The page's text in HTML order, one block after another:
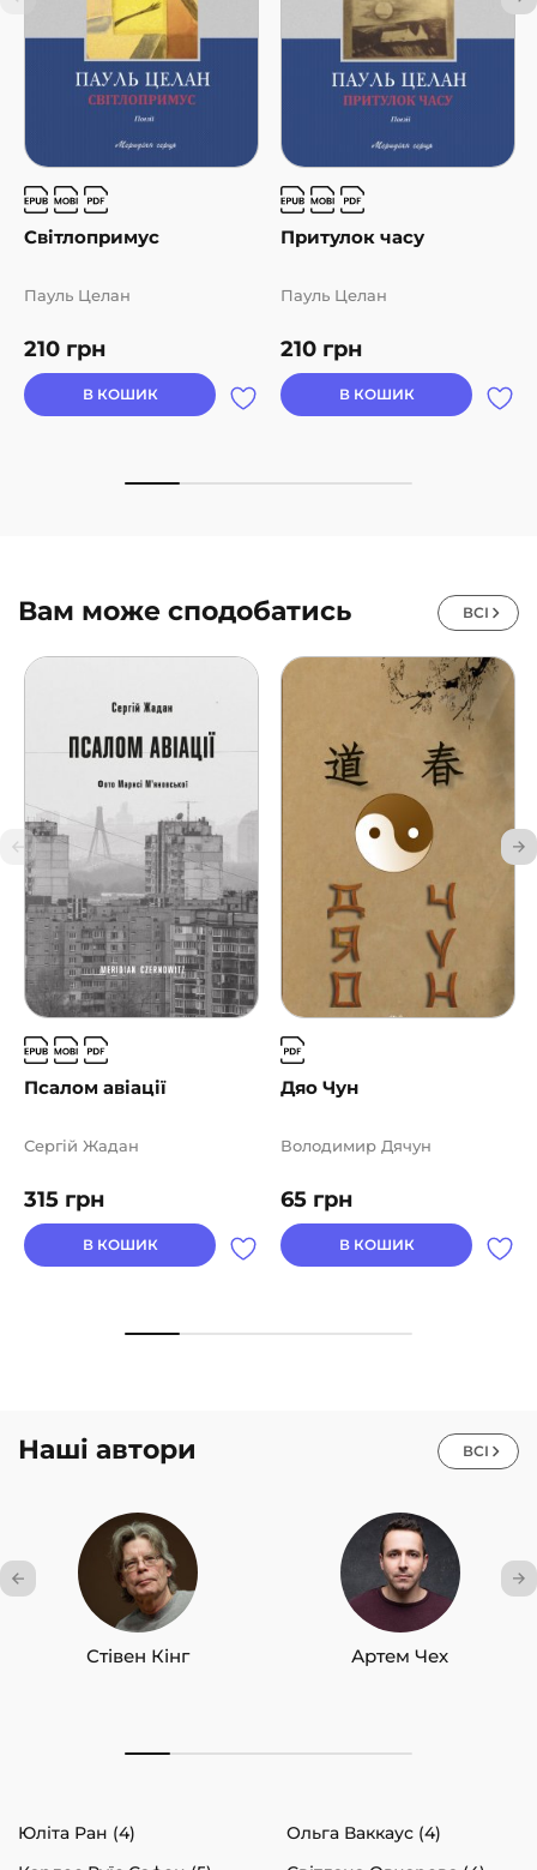
Світлопримус
210 грн
Пауль Целан
В КОШИК
Притулок часу
210 грн
Пауль Целан
В КОШИК
Вам може сподобатись ВСІ
Псалом авіації
315 грн
Сергій Жадан
В КОШИК
Дяо Чун
65 грн
Володимир Дячун
В КОШИК
Наші автори ВСІ
Стівен Кінг Артем Чех
Юліта Ран (4)
Ольга Ваккаус (4)